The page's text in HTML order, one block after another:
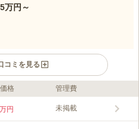
万円～
コミを見る
た樹木葬墓地です。約800年の歴史
格 管理費
円 未掲載